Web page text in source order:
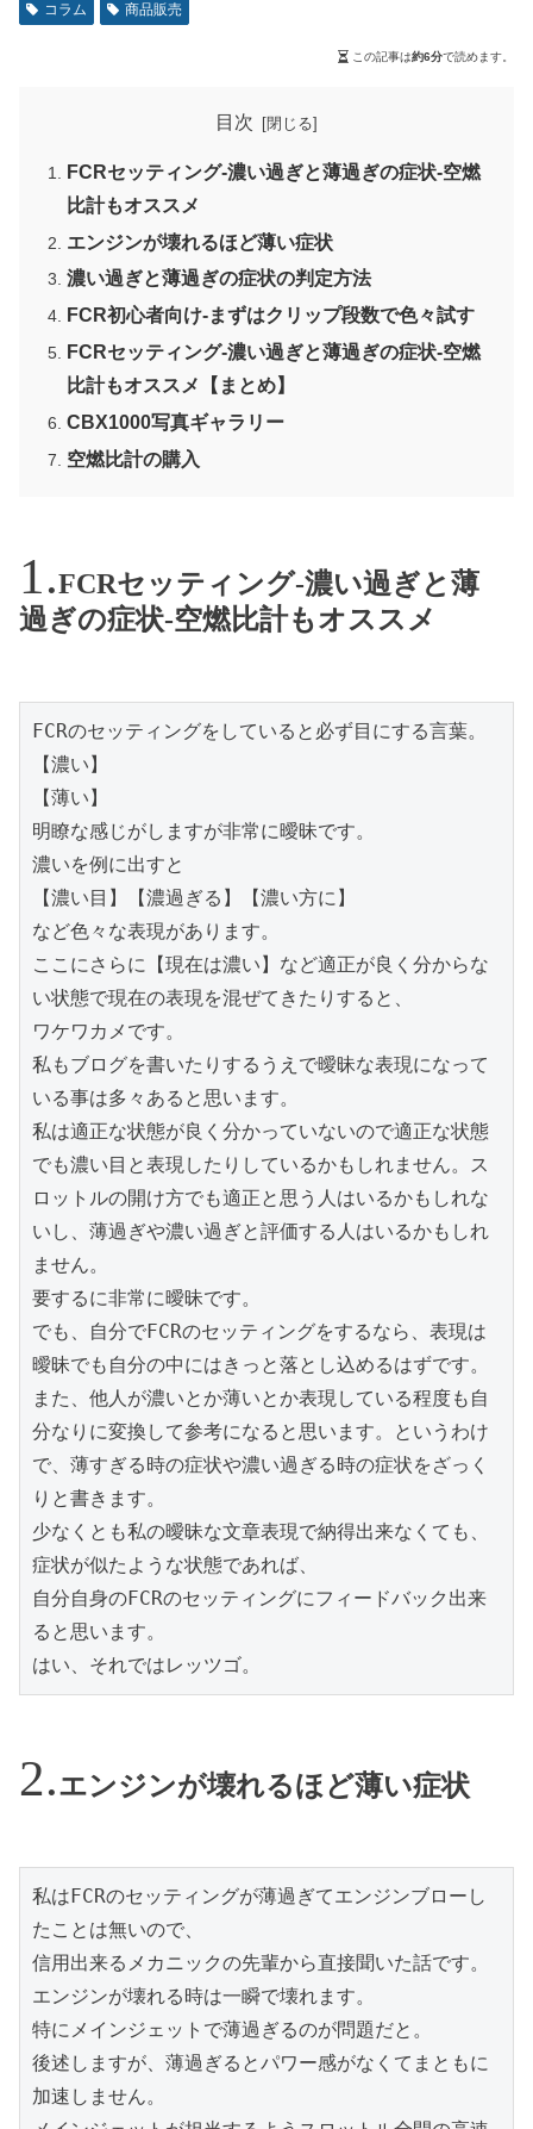
コラム
商品販売
この記事は約6分で読めます。
目次
FCRセッティング-濃い過ぎと薄過ぎの症状-空燃
比計もオススメ
エンジンが壊れるほど薄い症状
濃い過ぎと薄過ぎの症状の判定方法
FCR初心者向け-まずはクリップ段数で色々試す
FCRセッティング-濃い過ぎと薄過ぎの症状-空燃
比計もオススメ【まとめ】
CBX1000写真ギャラリー
空燃比計の購入
FCRセッティング-濃い過ぎと薄
過ぎの症状-空燃比計もオススメ
FCRのセッティングをしていると必ず目にする言葉。
【濃い】
【薄い】
明瞭な感じがしますが非常に曖昧です。
濃いを例に出すと
【濃い目】【濃過ぎる】【濃い方に】
など色々な表現があります。
ここにさらに【現在は濃い】など適正が良く分からな
い状態で現在の表現を混ぜてきたりすると、
ワケワカメです。
私もブログを書いたりするうえで曖昧な表現になって
いる事は多々あると思います。
私は適正な状態が良く分かっていないので適正な状態
でも濃い目と表現したりしているかもしれません。ス
ロットルの開け方でも適正と思う人はいるかもしれな
いし、薄過ぎや濃い過ぎと評価する人はいるかもしれ
ません。
要するに非常に曖昧です。
でも、自分でFCRのセッティングをするなら、表現は
曖昧でも自分の中にはきっと落とし込めるはずです。
また、他人が濃いとか薄いとか表現している程度も自
分なりに変換して参考になると思います。というわけ
で、薄すぎる時の症状や濃い過ぎる時の症状をざっく
りと書きます。
少なくとも私の曖昧な文章表現で納得出来なくても、
症状が似たような状態であれば、
自分自身のFCRのセッティングにフィードバック出来
ると思います。
はい、それではレッツゴ。
エンジンが壊れるほど薄い症状
私はFCRのセッティングが薄過ぎてエンジンブローし
たことは無いので、
信用出来るメカニックの先輩から直接聞いた話です。
エンジンが壊れる時は一瞬で壊れます。
特にメインジェットで薄過ぎるのが問題だと。
後述しますが、薄過ぎるとパワー感がなくてまともに
加速しません。